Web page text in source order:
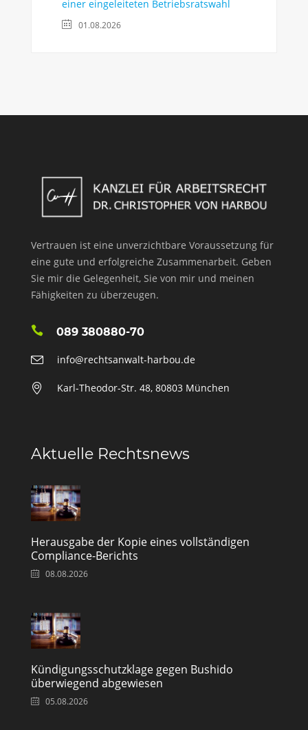
einer eingeleiteten Betriebsratswahl
01.08.2026
Vertrauen ist eine unverzichtbare Voraussetzung für
eine gute und erfolgreiche Zusammenarbeit. Geben
Sie mir die Gelegenheit, Sie von mir und meinen
Fähigkeiten zu überzeugen.
089 380880-70
info@rechtsanwalt-harbou.de
Karl-Theodor-Str. 48, 80803 München
Aktuelle Rechtsnews
Herausgabe der Kopie eines vollständigen
Compliance-Berichts
08.08.2026
Kündigungsschutzklage gegen Bushido
überwiegend abgewiesen
05.08.2026